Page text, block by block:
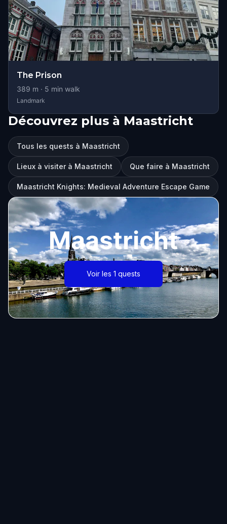
The Prison
389 m · 5 min walk
Landmark
Découvrez plus à Maastricht
Tous les quests à Maastricht
Lieux à visiter à Maastricht Que faire à Maastricht
Maastricht Knights: Medieval Adventure Escape Game
Maastricht
Voir les 1 quests